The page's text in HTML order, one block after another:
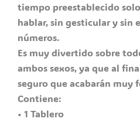
tiempo preestablecido
hablar, sin gesticular y sin
números.
Es muy divertido sobre
ambos sexos, ya que al
seguro que acabarán muy
Contiene:
• 1 Tablero